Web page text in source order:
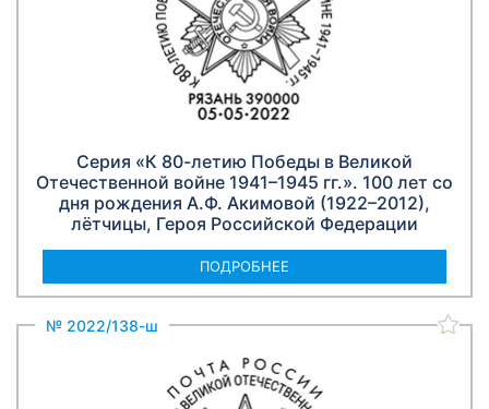
Серия «К 80-летию Победы в Великой
Отечественной войне 1941–1945 гг.». 100 лет со
дня рождения А.Ф. Акимовой (1922–2012),
лётчицы, Героя Российской Федерации
ПОДРОБНЕЕ
№ 2022/138-ш